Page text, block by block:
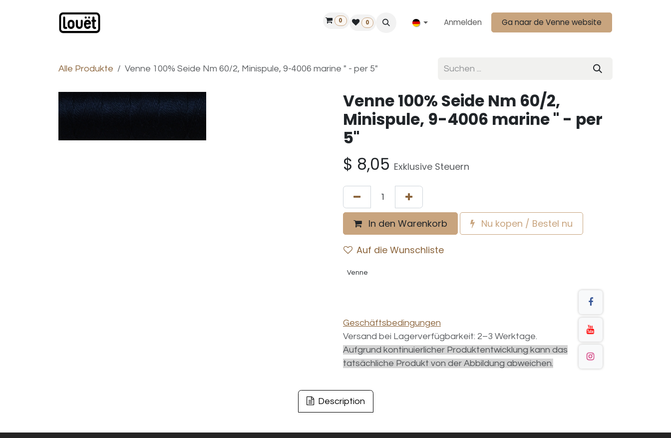
Finde einen Händler
0 0 Anmelden Ga naar de Venne website
Alle Produkte Venne 100% Seide Nm 60/2, Minispule, 9-4006 marine " - per 5"
Venne 100% Seide Nm 60/2,
Minispule, 9-4006 marine " - per
5"
$ 8,05 Exklusive Steuern
In den Warenkorb Nu kopen / Bestel nu
Auf die Wunschliste
Venne
Geschäftsbedingungen
Versand bei Lagerverfügbarkeit: 2–3 Werktage.
Aufgrund kontinuierlicher Produktentwicklung kann das
tatsächliche Produkt von der Abbildung abweichen.
Description